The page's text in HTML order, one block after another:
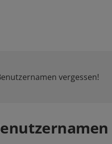
vergessen!